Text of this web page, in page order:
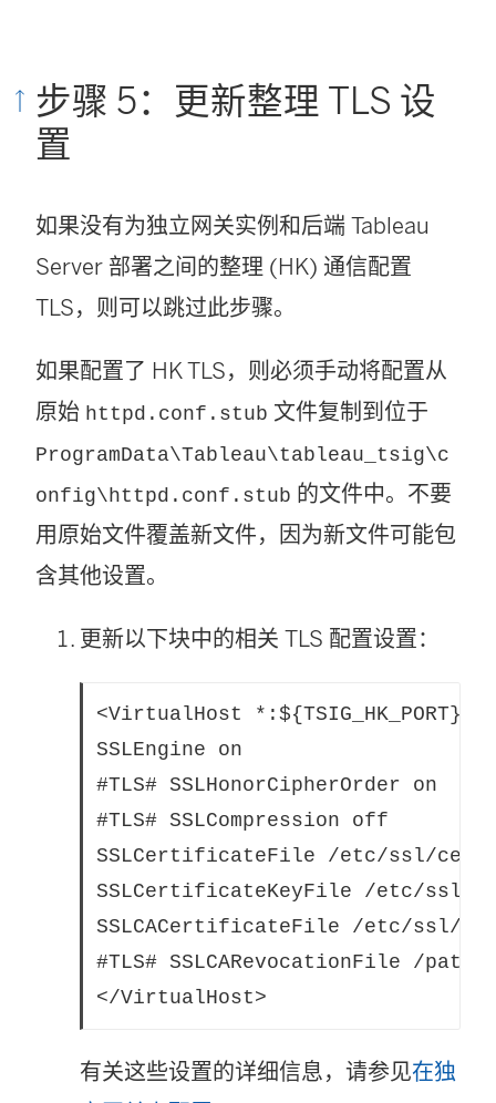
步骤 5：更新整理 TLS 设
置
如果没有为独立网关实例和后端 Tableau
Server 部署之间的整理 (HK) 通信配置
TLS，则可以跳过此步骤。
如果配置了 HK TLS，则必须手动将配置从
原始 httpd.conf.stub 文件复制到位于
ProgramData\Tableau\tableau_tsig\c
onfig\httpd.conf.stub 的文件中。不要
用原始文件覆盖新文件，因为新文件可能包
含其他设置。
更新以下块中的相关 TLS 配置设置：
<VirtualHost *:${TSIG_HK_PORT}>
SSLEngine on
#TLS# SSLHonorCipherOrder on
#TLS# SSLCompression off
SSLCertificateFile /etc/ssl/
SSLCertificateKeyFile /etc/ssl/
SSLCACertificateFile /etc/ssl/
#TLS# SSLCARevocationFile /
</VirtualHost>
有关这些设置的详细信息，请参见在独